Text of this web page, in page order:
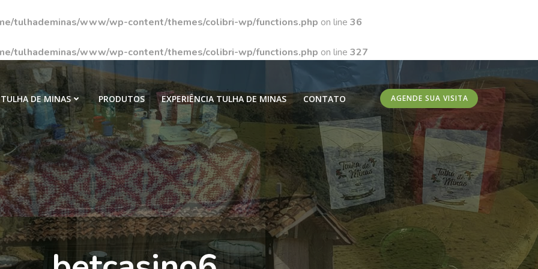
tulhademinas/www/wp-content/themes/colibri-wp/functions.php on line 36
tulhademinas/www/wp-content/themes/colibri-wp/functions.php on line 327
TULHA DE MINAS PRODUTOS EXPERIÊNCIA TULHA DE MINAS CONTATO AGENDE SUA VISITA